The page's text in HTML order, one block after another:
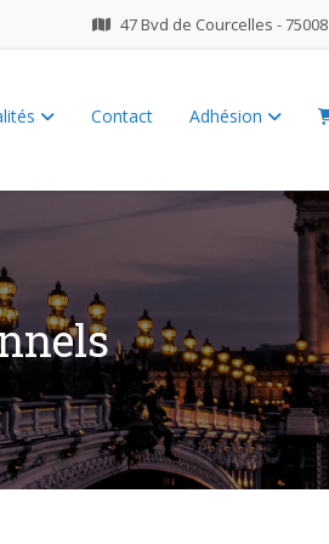
47 Bvd de Courcelles - 75008
Contact Adhésion